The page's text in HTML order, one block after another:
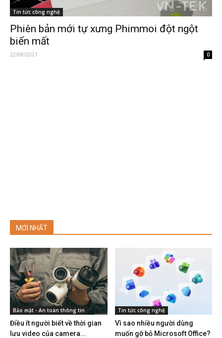
Tin tức công nghệ
Phiên bản mới tự xưng Phimmoi đột ngột
biến mất
22/08/2021 0
MỚI NHẤT
Bảo mật - An toàn thông tin
Điều ít người biết về thời gian
lưu video của camera...
Tin tức công nghệ
Vì sao nhiều người dùng
muốn gỡ bỏ Microsoft Office?